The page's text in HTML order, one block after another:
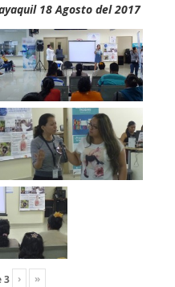
18 Agosto del 2017
3 › »